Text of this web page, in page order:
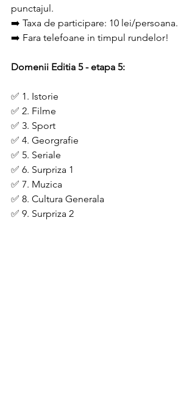
punctajul.
➡️ Taxa de participare: 10 lei/persoana.
➡️ Fara telefoane in timpul rundelor!
Domenii Editia 5 - etapa 5:
✅ 1. Istorie
✅ 2. Filme
✅ 3. Sport
✅ 4. Georgrafie
✅ 5. Seriale
✅ 6. Surpriza 1
✅ 7. Muzica
✅ 8. Cultura Generala
✅ 9. Surpriza 2